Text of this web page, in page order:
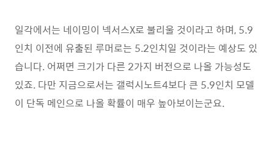
일각에서는 네이밍이 넥서스X로 불리울 것이라고 하며, 5.9
인치 이전에 유출된 루머로는 5.2인치일 것이라는 예상도 있
습니다. 어쩌면 크기가 다른 2가지 버전으로 나올 가능성도
있죠. 다만 지금으로서는 갤럭시노트4보다 큰 5.9인치 모델
이 단독 메인으로 나올 확률이 매우 높아보이는군요.